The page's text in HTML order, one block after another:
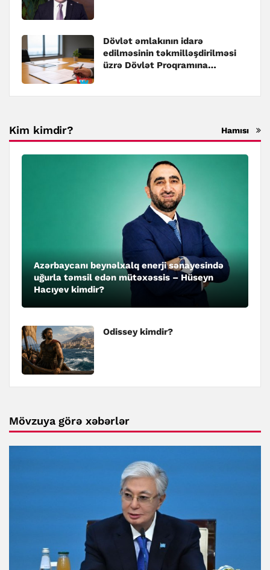
Dövlət əmlakının idarə
edilməsinin təkmilləşdirilməsi
üzrə Dövlət Proqramına
Kim kimdir? Hamısı
Azərbaycanı beynəlxalq enerji sənayesində
uğurla təmsil edən mütəxəssis – Hüseyn
Hacıyev kimdir?
Odissey kimdir?
Mövzuya görə xəbərlər